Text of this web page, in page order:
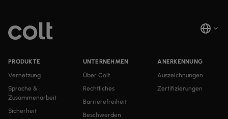
PRODUKTE
Vernetzung
Sprache &
Zusammenarbeit
Sicherheit
UNTERNEHMEN
Über Colt
Rechtliches
Barrierefreiheit
Beschwerden
ANERKENNUNG
Auszeichnungen
Zertifizierungen